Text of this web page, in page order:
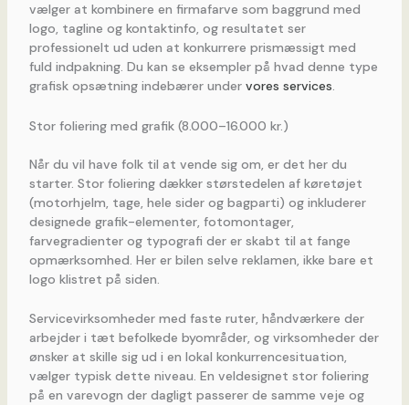
vælger at kombinere en firmafarve som baggrund med
logo, tagline og kontaktinfo, og resultatet ser
professionelt ud uden at konkurrere prismæssigt med
fuld indpakning. Du kan se eksempler på hvad denne type
grafisk opsætning indebærer under vores services.
Stor foliering med grafik (8.000–16.000 kr.)
Når du vil have folk til at vende sig om, er det her du
starter. Stor foliering dækker størstedelen af køretøjet
(motorhjelm, tage, hele sider og bagparti) og inkluderer
designede grafik-elementer, fotomontager,
farvegradienter og typografi der er skabt til at fange
opmærksomhed. Her er bilen selve reklamen, ikke bare et
logo klistret på siden.
Servicevirksomheder med faste ruter, håndværkere der
arbejder i tæt befolkede byområder, og virksomheder der
ønsker at skille sig ud i en lokal konkurrencesituation,
vælger typisk dette niveau. En veldesignet stor foliering
på en varevogn der dagligt passerer de samme veje og